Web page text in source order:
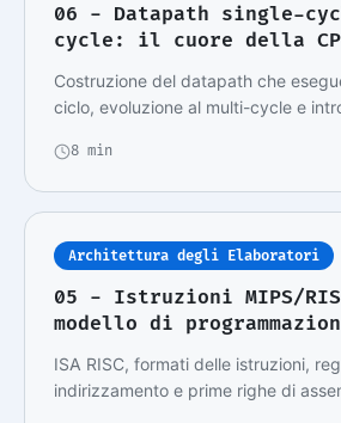
06 - Datapath single-
cycle: il cuore della
Costruzione del datapath che
ciclo, evoluzione al multi-cycle e
8 min
Architettura degli Elaboratori
05 - Istruzioni MIPS/
modello di
ISA RISC, formati delle istruzioni,
indirizzamento e prime righe di